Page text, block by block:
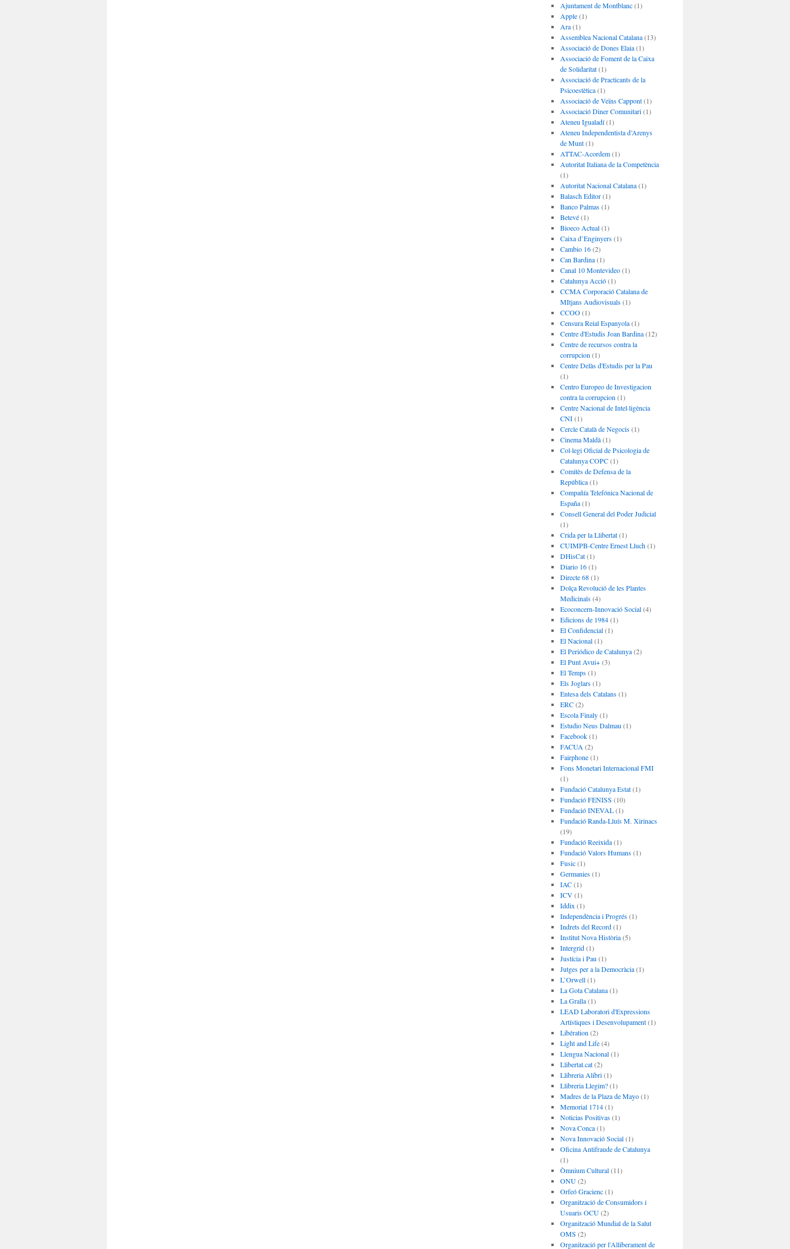
Ajuntament de Montblanc(1)
Apple(1)
Ara(1)
Assemblea Nacional Catalana(13)
Associació de Dones Elaia(1)
Associació de Foment de la Caixa
de Solidaritat(1)
Associació de Practicants de la
Psicoestètica(1)
Associació de Veïns Cappont(1)
Associació Diner Comunitari(1)
Ateneu Igualadí(1)
Ateneu Independentista d’Arenys
de Munt(1)
ATTAC-Acordem(1)
Autoritat Italiana de la Competència
(1)
Autoritat Nacional Catalana(1)
Balasch Editor(1)
Banco Palmas(1)
Betevé(1)
Bioeco Actual(1)
Caixa d’Enginyers(1)
Cambio 16(2)
Can Bardina(1)
Canal 10 Montevideo(1)
Catalunya Acció(1)
CCMA Corporació Catalana de
MItjans Audiovisuals(1)
CCOO(1)
Censura Reial Espanyola(1)
Centre d'Estudis Joan Bardina(12)
Centre de recursos contra la
corrupcion (1)
Centre Delàs d'Estudis per la Pau
(1)
Centro Europeo de Investigacion
contra la corrupcion (1)
Centre Nacional de Intel·ligència
CNI(1)
Cercle Català de Negocis(1)
Cinema Maldà(1)
Col·legi Oficial de Psicologia de
Catalunya COPC(1)
Comitès de Defensa de la
República(1)
Compañía Telefónica Nacional de
España(1)
Consell General del Poder Judicial
(1)
Crida per la Llibertat(1)
CUIMPB-Centre Ernest Lluch(1)
DHisCat(1)
Diario 16(1)
Directe 68(1)
Dolça Revolució de les Plantes
Medicinals(4)
Ecoconcern-Innovació Social(4)
Edicions de 1984(1)
El Confidencial(1)
El Nacional(1)
El Periódico de Catalunya(2)
El Punt Avui+(3)
El Temps(1)
Els Joglars(1)
Entesa dels Catalans(1)
ERC(2)
Escola Finaly(1)
Estudio Neus Dalmau (1)
Facebook(1)
FACUA (2)
Fairphone(1)
Fons Monetari Internacional FMI
(1)
Fundació Catalunya Estat(1)
Fundació FENISS (10)
Fundació INEVAL(1)
Fundació Randa-Lluís M. Xirinacs
(19)
Fundació Reeixida(1)
Fundació Valors Humans(1)
Fusic(1)
Germanies(1)
IAC(1)
ICV(1)
Iddix (1)
Independència i Progrés(1)
Indrets del Record(1)
Institut Nova Història(5)
Intergrid(1)
Justícia i Pau (1)
Jutges per a la Democràcia(1)
L’Orwell(1)
La Gota Catalana(1)
La Gralla(1)
LEAD Laboratori d'Expressions
Artístiques i Desenvolupament(1)
Libération (2)
Light and Life(4)
Llengua Nacional(1)
Llibertat.cat(2)
Llibreria Alibri(1)
Llibreria Llegim?(1)
Madres de la Plaza de Mayo(1)
Memorial 1714(1)
Noticias Positivas(1)
Nova Conca(1)
Nova Innovació Social(1)
Oficina Antifraude de Catalunya
(1)
Òmnium Cultural(11)
ONU(2)
Orfeó Gracienc(1)
Organització de Consumidors i
Usuaris OCU(2)
Organització Mundial de la Salut
OMS (2)
Organització per l'Alliberament de